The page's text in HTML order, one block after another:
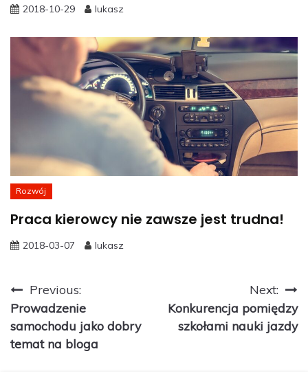
2018-10-29 lukasz
Rozwój
Praca kierowcy nie zawsze jest trudna!
2018-03-07 lukasz
Nawigacja
wpisu
Previous:
Prowadzenie
samochodu jako dobry
temat na bloga
Next:
Konkurencja pomiędzy
szkołami nauki jazdy